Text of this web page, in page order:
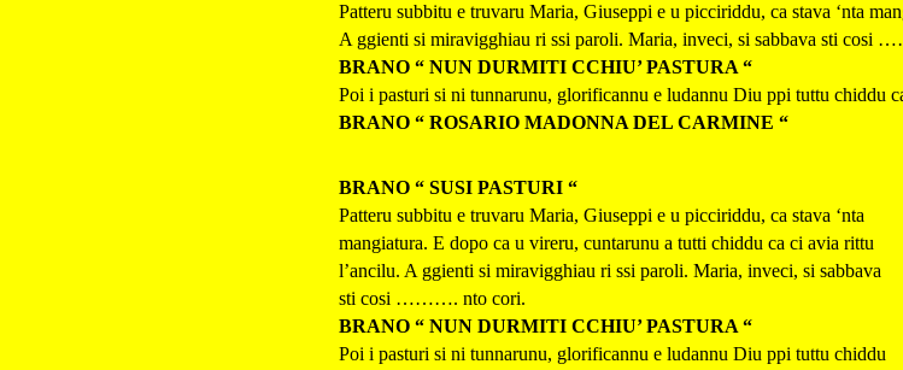
Patteru subbitu e truvaru Maria, Giuseppi e u picciriddu, ca stava ‘nta
A ggienti si miravigghiau ri ssi paroli. Maria, inveci, si sabbava sti cosi
BRANO “ NUN DURMITI CCHIU’ PASTURA “
Poi i pasturi si ni tunnarunu, glorificannu e ludannu Diu ppi tuttu chiddu
BRANO “ ROSARIO MADONNA DEL CARMINE “
BRANO “ SUSI PASTURI “
Patteru subbitu e truvaru Maria, Giuseppi e u picciriddu, ca stava ‘nta
mangiatura. E dopo ca u vireru, cuntarunu a tutti chiddu ca ci avia rittu
l’ancilu. A ggienti si miravigghiau ri ssi paroli. Maria, inveci, si sabbava
sti cosi ………. nto cori.
BRANO “ NUN DURMITI CCHIU’ PASTURA “
Poi i pasturi si ni tunnarunu, glorificannu e ludannu Diu ppi tuttu chiddu